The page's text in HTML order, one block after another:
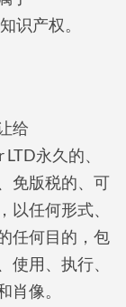
识产权。
给
永久的、
免版税的、可
任何形式、
任何目的，包
用、执行、
像。